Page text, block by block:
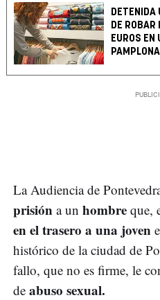
DETENIDA
DE
EUROS EN
PAMPLONA
La Audiencia de
prisión a un hombre que,
en el trasero a una joven
histórico de la ciudad de
fallo, que no es firme, le
de abuso sexual.